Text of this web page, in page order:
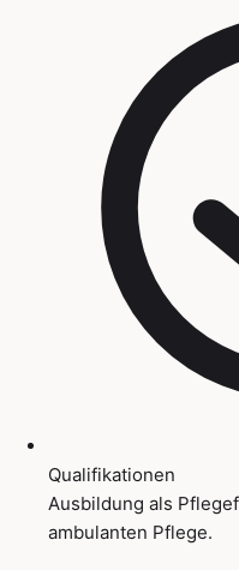
Qualifikationen
Ausbildung als
ambulanten Pflege.